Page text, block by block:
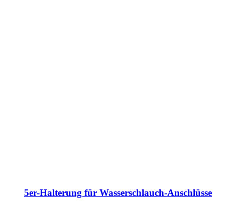
5er-Halterung für Wasserschlauch-Anschlüsse